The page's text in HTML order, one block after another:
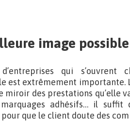
image
qui s’ouvrent
est extrêmement importante.
des prestations qu’elle
adhésifs… il suffit
que le client doute des